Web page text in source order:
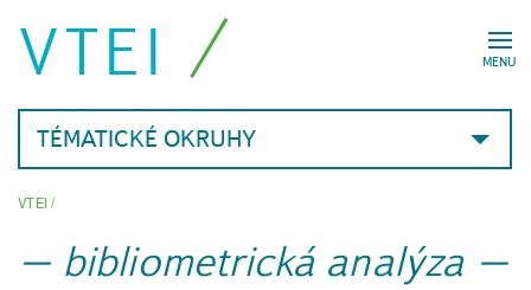
MENU
VTEI
TÉMATICKÉ OKRUHY
VTEI/
bibliometrická analýza